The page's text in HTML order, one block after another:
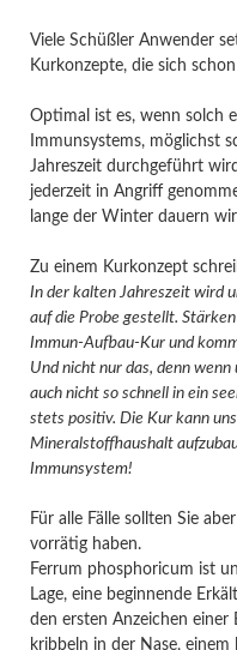
Viele Schüßler Anwender
Kurkonzepte, die sich
Optimal ist es, wenn solch
Immunsystems, möglichst
Jahreszeit durchgeführt
jederzeit in Angriff
lange der Winter dauern
Zu einem Kurkonzept
In der kalten Jahreszeit wird
auf die Probe gestellt.
Immun-Aufbau-Kur und
Und nicht nur das, denn
auch nicht so schnell in ein
stets positiv. Die Kur kann
Mineralstoffhaushalt
Immunsystem!
Für alle Fälle sollten Sie
vorrätig haben.
Ferrum phosphoricum ist
Lage, eine beginnende
den ersten Anzeichen einer
kribbeln in der Nase,